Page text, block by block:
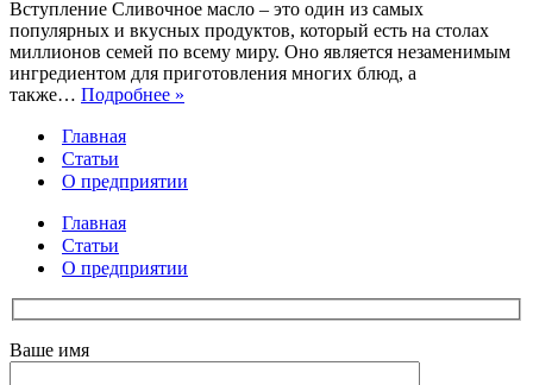
Вступление Сливочное масло – это один из самых
популярных и вкусных продуктов, который есть на столах
миллионов семей по всему миру. Оно является незаменимым
ингредиентом для приготовления многих блюд, а
также… Подробнее »
древнего
дней
Главная
Статьи
О предприятии
Главная
Статьи
О предприятии
Ваше имя